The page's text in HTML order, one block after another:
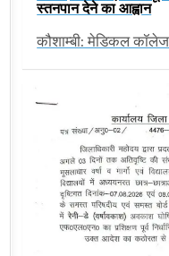
स्तनपान देने का आह्वान
कौशाम्बी: मेडिकल कॉलेज